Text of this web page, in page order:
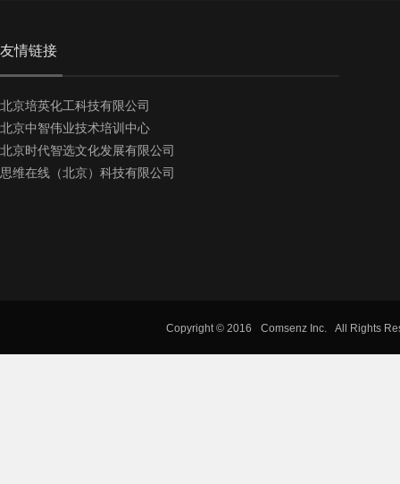
业
友情链接
北京培英化工科技有限公司
北京中智伟业技术培训中心
北京时代智选文化发展有限公司
思维在线（北京）科技有限公司
Copyright © 2016 Comsenz Inc. All Rights